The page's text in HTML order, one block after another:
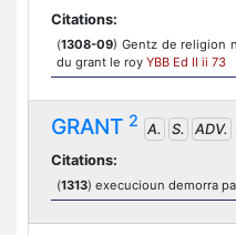
Citations:
(1308-09) Gentz de religion
du grant le roy YBB Ed II ii 73
GRANT 2 A. S.
ADV.
Citations:
(1313) execucioun demorra